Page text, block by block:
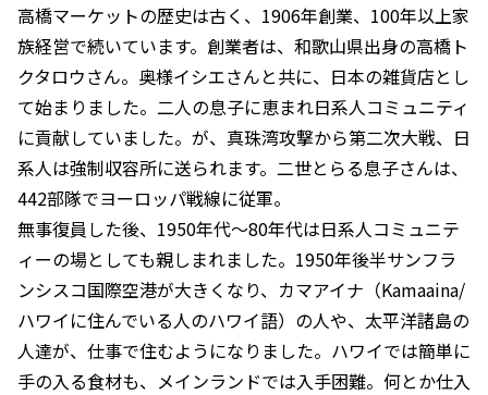
高橋マーケットの歴史は古く、1906年創業、100年以上家
族経営で続いています。創業者は、和歌山県出身の高橋ト
クタロウさん。奥様イシエさんと共に、日本の雑貨店とし
て始まりました。二人の息子に恵まれ日系人コミュニティ
に貢献していました。が、真珠湾攻撃から第二次大戦、日
系人は強制収容所に送られます。二世とらる息子さんは、
442部隊でヨーロッパ戦線に従軍。
無事復員した後、1950年代〜80年代は日系人コミュニテ
ィーの場としても親しまれました。1950年後半サンフラ
ンシスコ国際空港が大きくなり、カマアイナ（Kamaaina/
ハワイに住んでいる人のハワイ語）の人や、太平洋諸島の
人達が、仕事で住むようになりました。ハワイでは簡単に
手の入る食材も、メインランドでは入手困難。何とか仕入